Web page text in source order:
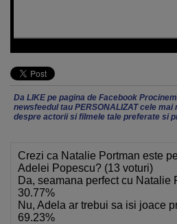
Da LIKE pe pagina de Facebook
newsfeedul tau PERSONALIZAT cele
despre actorii si filmele tale preferate si
Crezi ca Natalie Portman este
Adelei Popescu? (13 voturi)
Da, seamana perfect cu Natalie
30.77%
Nu, Adela ar trebui sa isi joace
69.23%